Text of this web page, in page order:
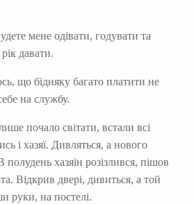
мене одівати, годувати та
давати.
що бідняку багато платити не
на службу.
почало світати, встали всі
і хазяї. Дивляться, а нового
хазяїн розізлився, пішов
Відкрив двері, дивиться, а той
руки, на постелі.